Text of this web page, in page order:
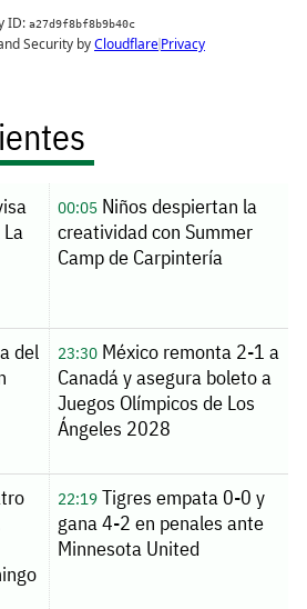
00:05Niños despiertan la
creatividad con Summer
Camp de Carpintería
del
23:30México remonta 2-1 a
Canadá y asegura boleto a
Juegos Olímpicos de Los
Ángeles 2028
22:19Tigres empata 0-0 y
gana 4-2 en penales ante
Minnesota United